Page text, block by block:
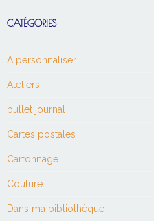
CATÉGORIES
À personnaliser
Ateliers
bullet journal
Cartes postales
Cartonnage
Couture
Dans ma bibliothèque